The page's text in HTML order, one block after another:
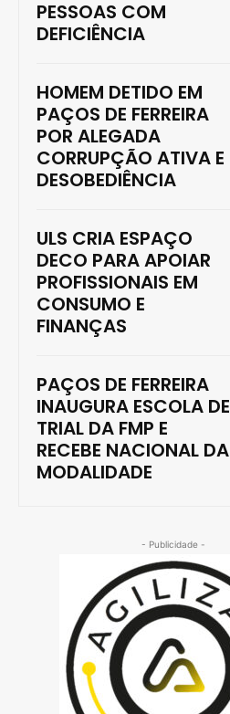
PESSOAS COM
DEFICIÊNCIA
HOMEM DETIDO EM
PAÇOS DE FERREIRA
POR ALEGADA
CORRUPÇÃO ATIVA E
DESOBEDIÊNCIA
ULS CRIA ESPAÇO
DECO PARA APOIAR
PROFISSIONAIS EM
CONSUMO E
FINANÇAS
PAÇOS DE FERREIRA
INAUGURA ESCOLA DE
TRIAL DA FMP E
RECEBE NACIONAL DA
MODALIDADE
- Publicidade -